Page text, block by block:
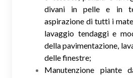
divani in pelle e in
aspirazione di tutti i
lavaggio tendaggi e
della pavimentazione,
delle finestre;
Manutenzione piante